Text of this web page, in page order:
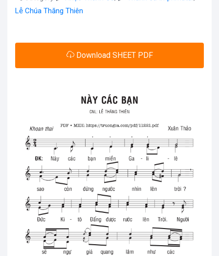
Lễ Chúa Thăng Thiên
Download SHEET PDF